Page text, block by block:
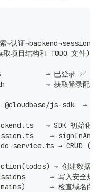
认证
目结构和 TODO 文件)
→ 已登录 ✅
→ 获取登录配
js-sdk  → 安
→ SDK 初始化
→
service.ts → CRUD
→ 创建数据
→ 写入安全
→ 检查域名白